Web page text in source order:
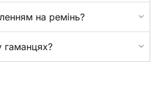
на ремінь?
гаманцях?